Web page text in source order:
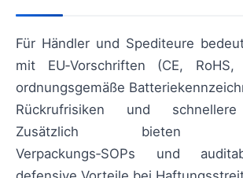
Für Händler und Spediteure
mit EU‑Vorschriften (CE, RoHS,
ordnungsgemäße
Rückrufrisiken und
Zusätzlich bieten
Verpackungs‑SOPs und